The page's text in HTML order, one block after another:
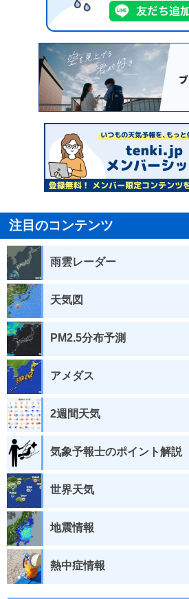
注目のコンテンツ
雨雲レーダー
天気図
PM2.5分布予測
アメダス
2週間天気
気象予報士のポイント解説
世界天気
地震情報
熱中症情報